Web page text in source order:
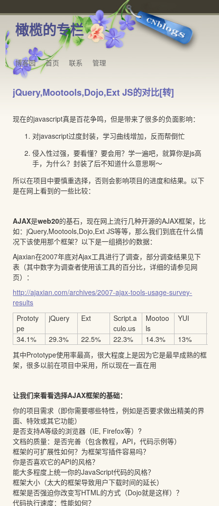
橄榄的专栏
博客园 首页 联系 管理
jQuery,Mootools,Dojo,Ext JS的对比[转]
现在的javascript真是百花争鸣，但是带来了很多的负面影响：
对javascript过度封装，学习曲线增加，反而帮倒忙
侵入性过强，要看懂？要会用？学一遍吧，就算你是js高
手，为什么？封装了后不知道什么意思啊～
所以在项目中要慎重选择，否则会影响项目的进度和结果。以下
是在网上看到的一些比较：
AJAX是web20的基石，现在网上流行几种开源的AJAX框架，比
如：jQuery,Mootools,Dojo,Ext JS等等，那么我们到底在什么情
况下该使用那个框架？以下是一组摘抄的数据：
Ajaxian在2007年底对Ajax工具进行了调查，部分调查结果见下
表（其中数字为调查者使用该工具的百分比，详细的请参见网
页）：
http://ajaxian.com/archives/2007-ajax-tools-usage-survey-
results
Prototy
pe
jQuery Ext
Script.a
culo.us
Mootoo
ls
YUI
34.1% 29.3% 22.5% 22.3% 14.3% 13%
其中Prototype使用率最高，很大程度上是因为它是最早成熟的框
架，很多以前在项目中采用，所以现在一直在用
让我们来看看选择AJAX框架的基础：
你的项目需求（即你需要哪些特性，例如是否要求做出精美的界
面、特效或其它功能）
是否支持A等级的浏览器（IE, Firefox等）?
文档的质量：是否完善（包含教程，API，代码示例等）
框架的可扩展性如何？为框架写插件容易吗？
你是否喜欢它的API的风格？
能大多程度上统一你的JavaScript代码的风格？
框架大小（太大的框架导致用户下载时间的延长）
框架是否强迫你改变写HTML的方式（Dojo就是这样）？
代码执行速度：性能如何？